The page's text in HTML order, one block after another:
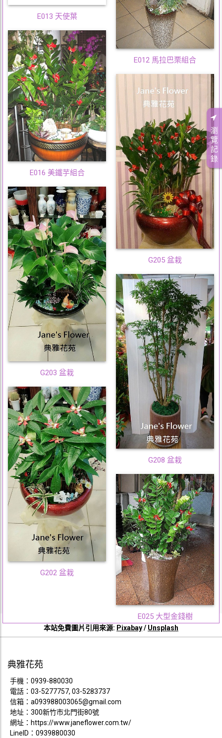
E013 天使葉
E012 馬拉巴栗組合
E016 美鐵芋組合
G205 盆栽
G203 盆栽
G208 盆栽
G202 盆栽
E025 大型金錢樹
本站免費圖片引用來源: Pixabay/ Unsplash
典雅花苑
手機： 0939-880030
電話： 03-5277757, 03-5283737
信箱： a093988003065@gmail.com
地址：300新竹市北門街80號
網址： https://www.janeflower.com.tw/
LineID：0939880030
瀏
覽
記
錄